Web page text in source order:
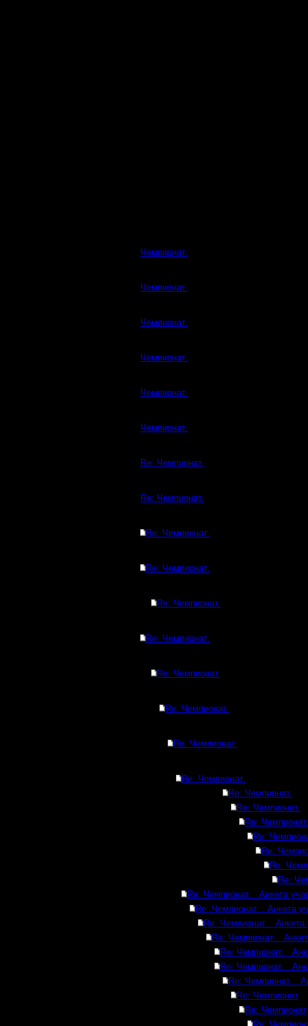
Чемпионат.
Чемпионат.
Чемпионат.
Чемпионат.
Чемпионат.
Чемпионат.
Re: Чемпионат.
Re: Чемпионат.
Re: Чемпионат.
Re: Чемпионат.
Re: Чемпионат.
Re: Чемпионат.
Re: Чемпионат.
Re: Чемпионат.
Re: Чемпионат.
Re: Чемпионат.
Re: Чемпионат.
Re: Чемпионат.
Re: Чемпионат.
Re:
Re:
Re:
Re:
Re: Чемпионат. Анкета
Re: Чемпионат. Анкета
Re: Чемпионат. Анкета
Re: Чемпионат.
Re: Чемпионат.
Re: Чемпионат.
Re: Чемпионат.
Re: Чемпионат
Re: Чемпионат